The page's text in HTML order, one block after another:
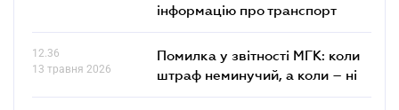
інформацію про транспорт
12.36
13 травня 2026
Помилка у звітності МГК: коли
штраф неминучий, а коли – ні